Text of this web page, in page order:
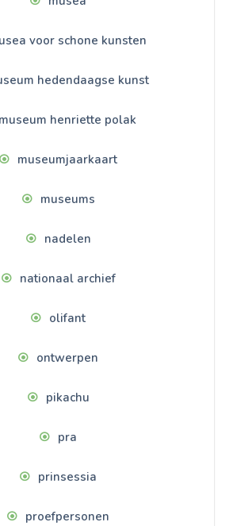
voor schone kunsten
hedendaagse kunst
museum henriette polak
museumjaarkaart
museums
nadelen
nationaal archief
olifant
ontwerpen
pikachu
pra
prinsessia
proefpersonen